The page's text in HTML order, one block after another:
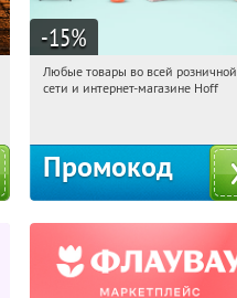
-15%
22:31:47 Получили:
Любые товары во всей розничной
сети и интернет-магазине Hoff
Промокод